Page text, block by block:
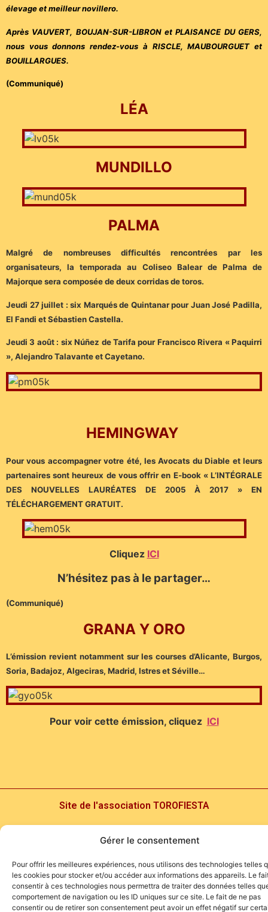
Gérer le consentement
Pour offrir les meilleures expériences, nous utilisons des technologies telles
les cookies pour stocker et/ou accéder aux informations des appareils. Le
consentir à ces technologies nous permettra de traiter des données telles
comportement de navigation ou les ID uniques sur ce site. Le fait de ne pas
consentir ou de retirer son consentement peut avoir un effet négatif sur
élevage et meilleur novillero.
Après VAUVERT, BOUJAN-SUR-LIBRON et PLAISANCE DU GERS,
nous vous donnons rendez-vous à RISCLE, MAUBOURGUET et
BOUILLARGUES.
(Communiqué)
LÉA
MUNDILLO
PALMA
Malgré de nombreuses difficultés rencontrées par les
organisateurs, la temporada au Coliseo Balear de Palma de
Majorque sera composée de deux corridas de toros.
Jeudi 27 juillet : six Marqués de Quintanar pour Juan José Padilla,
El Fandi et Sébastien Castella.
Jeudi 3 août : six Núñez de Tarifa pour Francisco Rivera « Paquirri
», Alejandro Talavante et Cayetano.
HEMINGWAY
Pour vous accompagner votre été, les Avocats du Diable et leurs
partenaires sont heureux de vous offrir en E-book « L’INTÉGRALE
DES NOUVELLES LAURÉATES DE 2005 À 2017 » EN
TÉLÉCHARGEMENT GRATUIT.
Cliquez ICI
N’hésitez pas à le partager…
(Communiqué)
GRANA Y ORO
L’émission revient notamment sur les courses d’Alicante, Burgos,
Soria, Badajoz, Algeciras, Madrid, Istres et Séville…
Pour voir cette émission, cliquez ICI
Site de l'association TOROFIESTA